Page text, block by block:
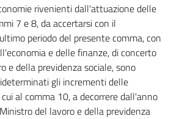
rivenienti dall'attuazione delle
7 e 8, da accertarsi con il
periodo del presente comma, con
e delle finanze, di concerto
e della previdenza sociale, sono
gli incrementi delle
al comma 10, a decorrere dall'anno
del lavoro e della previdenza